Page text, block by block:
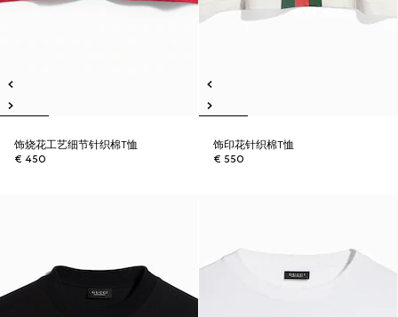
饰烧花工艺细节针织棉T恤
€ 450
饰印花针织棉T恤
€ 550